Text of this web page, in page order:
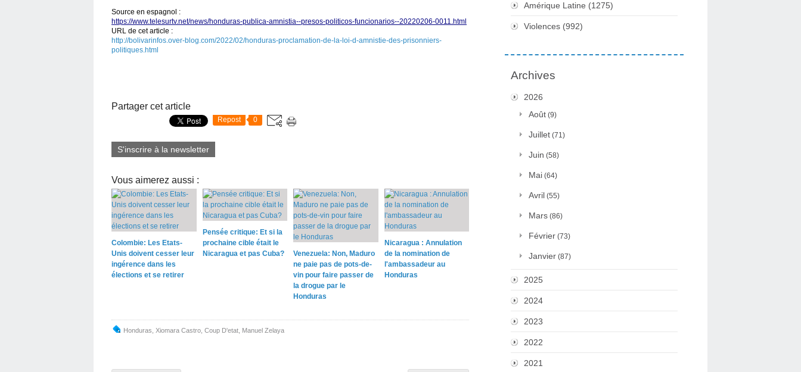
Source en espagnol :
https://www.telesurtv.net/news/honduras-publica-amnistia--presos-politicos-funcionarios--20220206-0011.html
URL de cet article :
http://bolivarinfos.over-blog.com/2022/02/honduras-proclamation-de-la-loi-d-amnistie-des-prisonniers-
politiques.html
Partager cet article
Repost 0
S'inscrire à la newsletter
Vous aimerez aussi :
Colombie: Les Etats-
Unis doivent cesser leur
ingérence dans les
élections et se retirer
Pensée critique: Et si la
prochaine cible était le
Nicaragua et pas Cuba?
Venezuela: Non, Maduro
ne paie pas de pots-de-
vin pour faire passer de
la drogue par le
Honduras
Nicaragua : Annulation
de la nomination de
l'ambassadeur au
Honduras
Honduras Xiomara Castro Coup D'etat Manuel Zelaya
Amérique Latine (1275)
Violences (992)
Archives
2026
Août (9)
Juillet (71)
Juin (58)
Mai (64)
Avril (55)
Mars (86)
Février (73)
Janvier (87)
2025
2024
2023
2022
2021